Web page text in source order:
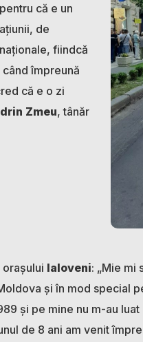
că e un
de
fiindcă
împreună
că e o zi
Zmeu, tânăr
Ialoveni: „Mie mi
și în mod special
și pe mine nu m-au
de 8 ani am venit